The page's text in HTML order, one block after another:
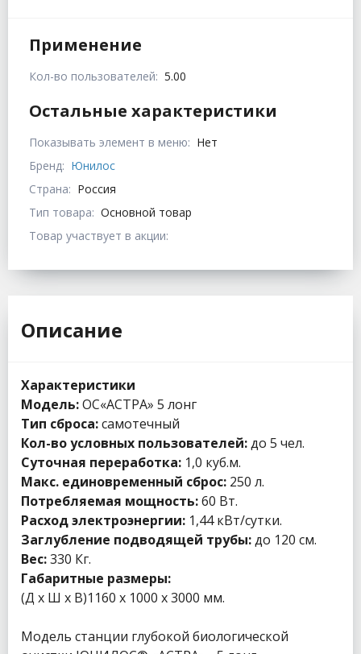
Применение
Кол-во пользователей: 5.00
Остальные характеристики
Показывать элемент в меню: Нет
Бренд: Юнилос
Страна: Россия
Тип товара: Основной товар
Товар участвует в акции:
Описание
Характеристики
Модель:ОС«АСТРА» 5 лонг
Тип сброса:самотечный
Кол-во условных пользователей:до 5 чел.
Суточная переработка: 1,0 куб.м.
Макс. единовременный сброс: 250 л.
Потребляемая мощность:60 Вт.
Расход электроэнергии: 1,44 кВт/сутки.
Заглубление подводящей трубы:до 120 см.
Вес:330 Кг.
Габаритные размеры:
(Д х Ш х В)1160 x 1000 x 3000 мм.
Модель станции глубокой биологической